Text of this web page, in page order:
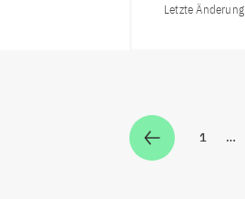
Letzte
Zur
1 …